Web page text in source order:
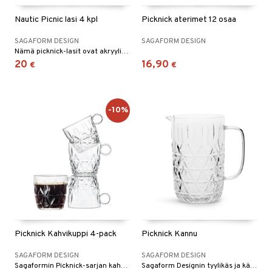
Nautic Picnic lasi 4 kpl
SAGAFORM DESIGN
Nämä picknick-lasit ovat akryylimuovia ja ne ovat loistavat eväsretkelle.
20 €
Picknick aterimet 12 osaa
SAGAFORM DESIGN
16,90 €
Picknick Kahvikuppi 4-pack
SAGAFORM DESIGN
Sagaformin Picknick-sarjan kahvimukit, 4-pack.
-10%
Picknick Kannu
SAGAFORM DESIGN
Sagaform Designin tyylikäs ja käytännöllisen kestävä akryylimuovista valmistettu kannu.